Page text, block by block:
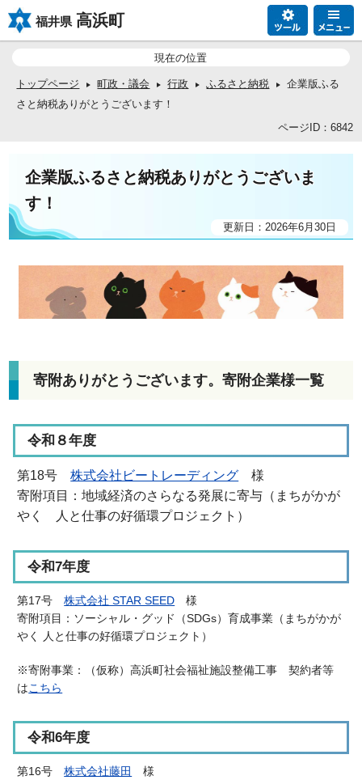
福井県 高浜町
現在の位置
トップページ 町政・議会 行政 ふるさと納税
企業版ふる
さと納税ありがとうございます！
ページID：6842
企業版ふるさと納税ありがとうございま
す！
更新日：2026年6月30日
寄附ありがとうございます。寄附企業様一覧
令和８年度
第18号株式会社ビートレーディング 様
寄附項目：地域経済のさらなる発展に寄与（まちがかが
やく 人と仕事の好循環プロジェクト）
令和7年度
第17号株式会社 STAR SEED 様
寄附項目： ソーシャル・グッド（SDGs）育成事業（ まちがかが
やく 人と仕事の好循環プロジェクト）
※寄附事業：
（仮称）高浜町社会福祉施設整備工事 契約者等
はこちら
令和6年度
第16号株式会社藤田
様